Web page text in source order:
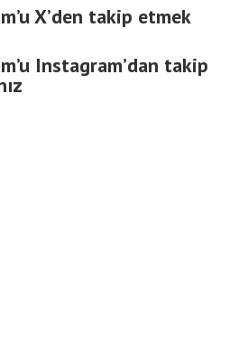
X’den takip etmek
Instagram’dan takip